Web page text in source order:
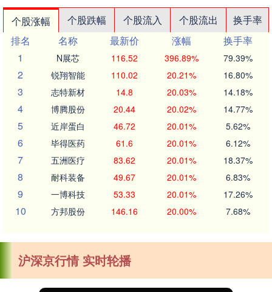
个股涨幅 个股跌幅 个股流入 个股流出
换手率
排名
名称 最新价 涨幅
换手率
1
N展芯 116.52 396.89% 79.39%
2 锐翔智能 110.02 20.21% 16.80%
3 志特新材 14.8 20.03% 14.18%
4 博腾股份 20.44 20.02% 14.77%
5 近岸蛋白 46.72 20.01% 5.62%
6 毕得医药 61.6 20.01% 6.12%
7 五洲医疗 83.62 20.01% 18.37%
8 耐科装备 49.67 20.01% 6.83%
9 一博科技 53.33 20.01% 17.26%
10 方邦股份 146.16 20.00% 7.68%
沪深京行情 实时轮播